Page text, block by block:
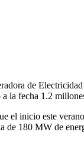
de
la fecha 1.2
el inicio este
de 180 MW de